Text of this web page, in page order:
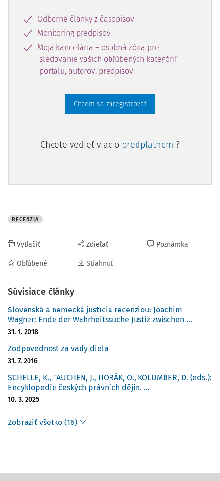
Odborné články z časopisov
Monitoring predpisov
Moja kancelária – osobná zóna pre
sledovanie vašich obľúbených kategórií
portálu, autorov, predpisov
Chcem sa zaregistrovať
Chcete vedieť viac o predplatnom ?
RECENZIA
Vytlačiť
Obľúbené
Zdieľať
Stiahnuť
Poznámka
Súvisiace články
Slovenská a nemecká justícia recenziou: Joachim
Wagner: Ende der Wahrheitssuche Justiz zwischen ...
31. 1. 2018
Zodpovednosť za vady diela
31. 7. 2016
SCHELLE, K., TAUCHEN, J., HORÁK, O., KOLUMBER, D. (eds.):
Encyklopedie českých právních dějin. ...
10. 3. 2025
Zobraziť všetko (16)